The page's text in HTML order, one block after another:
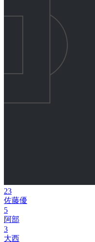
23
佐藤優
5
阿部
3
大西